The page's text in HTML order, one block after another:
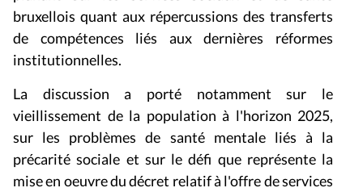
bruxellois quant aux répercussions des transferts
de compétences liés aux dernières réformes
institutionnelles.
La discussion a porté notamment sur le
vieillissement de la population à l'horizon 2025,
sur les problèmes de santé mentale liés à la
précarité sociale et sur le défi que représente la
mise en oeuvre du décret relatif à l'offre de services